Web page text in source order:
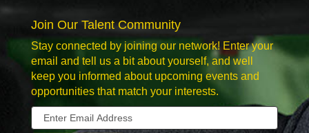
Join Our Talent Community
Stay connected by joining our network! Enter your
email and tell us a bit about yourself, and well
keep you informed about upcoming events and
opportunities that match your interests.